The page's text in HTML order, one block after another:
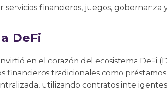
financieros, juegos, gobernanza
DeFi
en el corazón del ecosistema DeFi
financieros tradicionales como
utilizando contratos